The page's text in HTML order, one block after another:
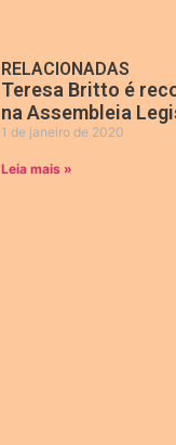
RELACIONADAS
Teresa Britto é
na Assembleia
1 de janeiro de 2020
Leia mais »